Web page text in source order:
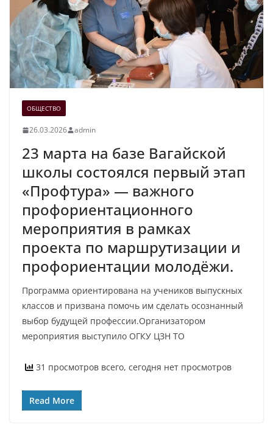
ОБЩЕСТВО
26.03.2026 admin
23 марта на базе Вагайской
школы состоялся первый этап
«Профтура» — важного
профориентационного
мероприятия в рамках
проекта по маршрутизации и
профориентации молодёжи.
Программа ориентирована на учеников выпускных
классов и призвана помочь им сделать осознанный
выбор будущей профессии.Организатором
мероприятия выступило ОГКУ ЦЗН ТО
31 просмотров всего, сегодня нет просмотров
Read More